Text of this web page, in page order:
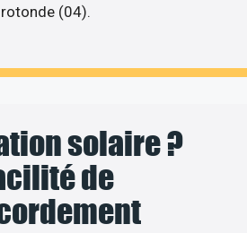
rotonde (04).
solaire ?
de